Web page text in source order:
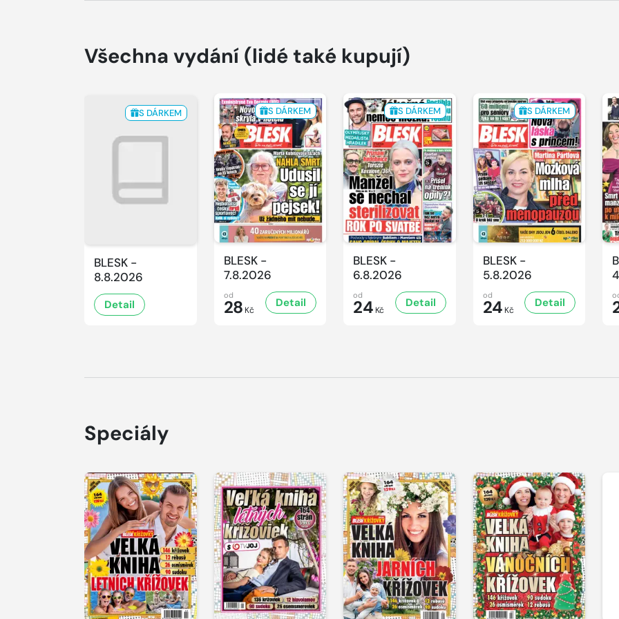
Všechna vydání (lidé také kupují)
S DÁRKEM
BLESK -
8.8.2026
Detail
S DÁRKEM
BLESK -
7.8.2026
od
28 Kč
Detail
S DÁRKEM
BLESK -
6.8.2026
od
24 Kč
Detail
S DÁRKEM
BLESK -
5.8.2026
od
24 Kč
Detail
Speciály